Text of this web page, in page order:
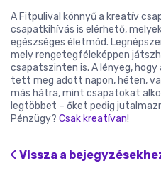
A Fitpulival könnyű a kreatív
csapatkihívás is elérhető,
egészséges életmód.
mely rengetegféleképpen
csapatszinten is. A lényeg,
tett meg adott napon, héten,
más hátra, mint csapatokat
legtöbbet – őket pedig
Pénzügy? Csak kreatívan!
Vissza a